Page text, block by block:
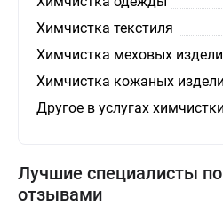
Химчистка текстиля
Химчистка меховых
Химчистка кожаных
Другое в услугах химчистки
Лучшие специалисты
отзывами